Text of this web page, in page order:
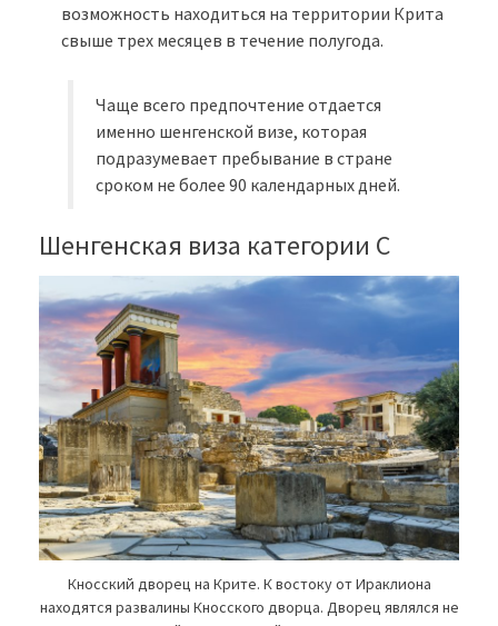
возможность находиться на территории Крита
свыше трех месяцев в течение полугода.
Чаще всего предпочтение отдается
именно шенгенской визе, которая
подразумевает пребывание в стране
сроком не более 90 календарных дней.
Шенгенская виза категории С
Кносский дворец на Крите. К востоку от Ираклиона
находятся развалины Кносского дворца. Дворец являлся не